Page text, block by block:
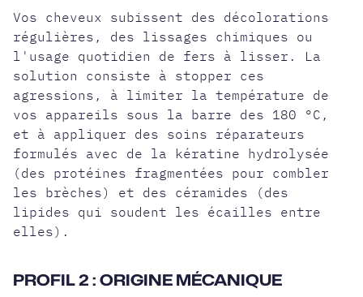
Vos cheveux subissent des décolorations
régulières, des lissages chimiques ou
l'usage quotidien de fers à lisser. La
solution consiste à stopper ces
agressions, à limiter la température de
vos appareils sous la barre des 180 °C,
et à appliquer des soins réparateurs
formulés avec de la kératine hydrolysée
(des protéines fragmentées pour combler
les brèches) et des céramides (des
lipides qui soudent les écailles entre
elles).
PROFIL 2 : ORIGINE MÉCANIQUE